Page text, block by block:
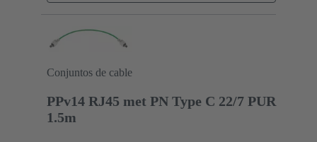
Conjuntos de cable
PPv14 RJ45 met PN Type C 22/7 PUR
1.5m